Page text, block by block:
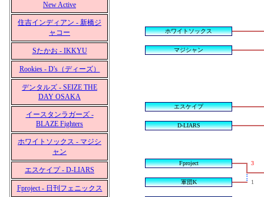
New Active
住吉インディアン - 新橋ジ
ャコー
Sたかお - IKKYU
Rookies - D's（ディーズ）
デンタルズ - SEIZE THE
DAY OSAKA
イースタンラガーズ -
BLAZE Fighters
ホワイトソックス - マジシ
ャン
エスケイプ - D-LIARS
Fproject - 日刊フェニックス
ホワイトソックス
マジシャン
エスケイプ
D-LIARS
Fproject 3
軍団K 1